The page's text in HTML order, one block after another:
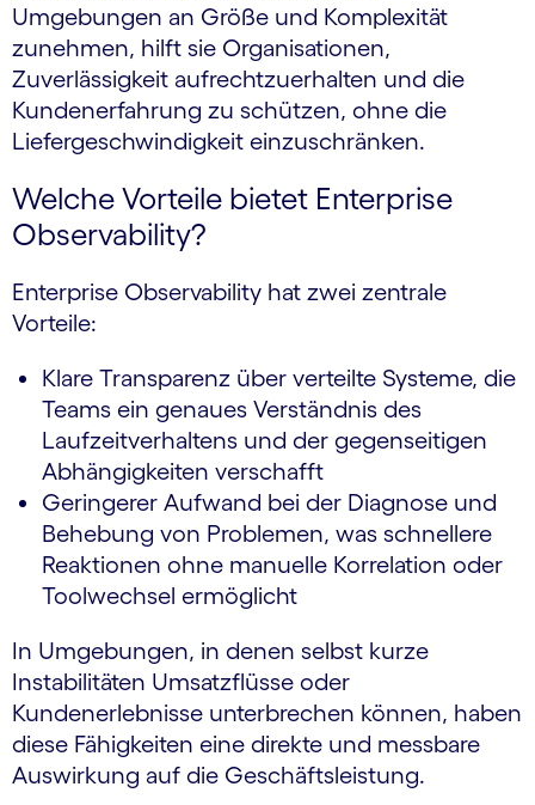
Umgebungen an Größe und Komplexität
zunehmen, hilft sie Organisationen,
Zuverlässigkeit aufrechtzuerhalten und die
Kundenerfahrung zu schützen, ohne die
Liefergeschwindigkeit einzuschränken.
Welche Vorteile bietet Enterprise
Observability?
Enterprise Observability hat zwei zentrale
Vorteile:
Klare Transparenz über verteilte Systeme, die
Teams ein genaues Verständnis des
Laufzeitverhaltens und der gegenseitigen
Abhängigkeiten verschafft
Geringerer Aufwand bei der Diagnose und
Behebung von Problemen, was schnellere
Reaktionen ohne manuelle Korrelation oder
Toolwechsel ermöglicht
In Umgebungen, in denen selbst kurze
Instabilitäten Umsatzflüsse oder
Kundenerlebnisse unterbrechen können, haben
diese Fähigkeiten eine direkte und messbare
Auswirkung auf die Geschäftsleistung.